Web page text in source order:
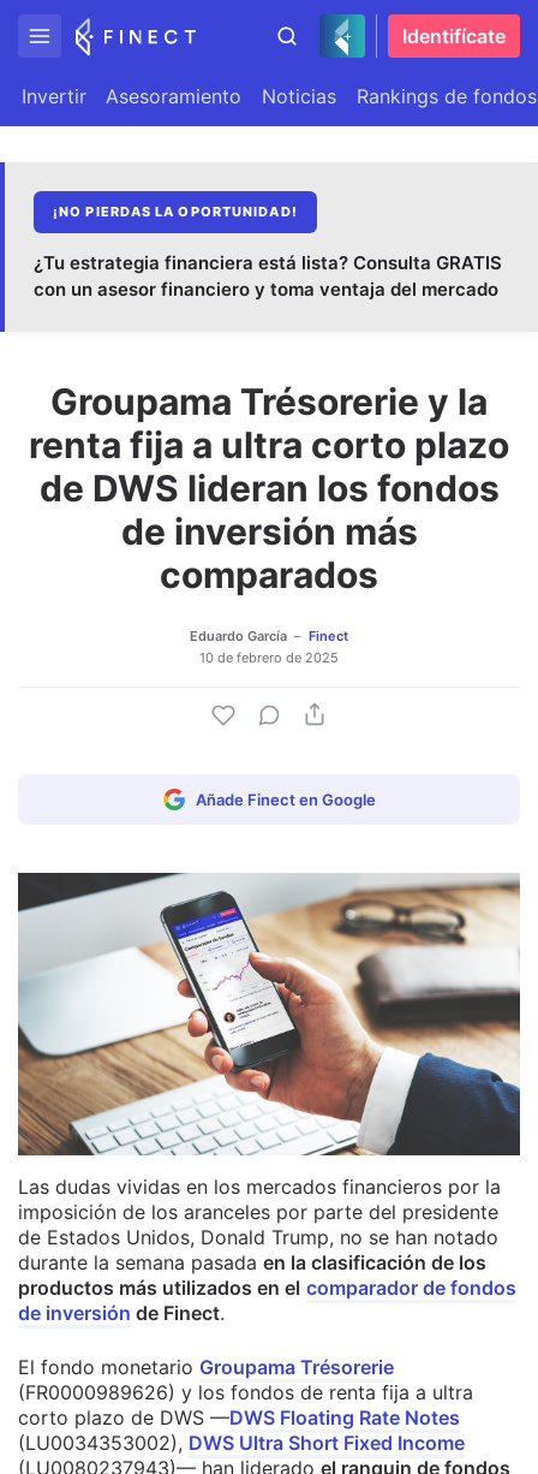
Identifícate
Invertir Asesoramiento Noticias Rankings de fondos
¡NO PIERDAS LA OPORTUNIDAD!
¿Tu estrategia financiera está lista? Consulta GRATIS
con un asesor financiero y toma ventaja del mercado
Groupama Trésorerie y la
renta fija a ultra corto plazo
de DWS lideran los fondos
de inversión más
comparados
Eduardo García
Finect
10 de febrero de 2025
Añade Finect en Google
Las dudas vividas en los mercados financieros por la
imposición de los aranceles por parte del presidente
de Estados Unidos, Donald Trump, no se han notado
durante la semana pasada en la clasificación de los
productos más utilizados en el comparador de fondos
de inversión de Finect.
El fondo monetario Groupama Trésorerie
(FR0000989626) y los fondos de renta fija a ultra
corto plazo de DWS —DWS Floating Rate Notes
(LU0034353002), DWS Ultra Short Fixed Income
(LU0080237943)— han liderado el ranquin de fondos